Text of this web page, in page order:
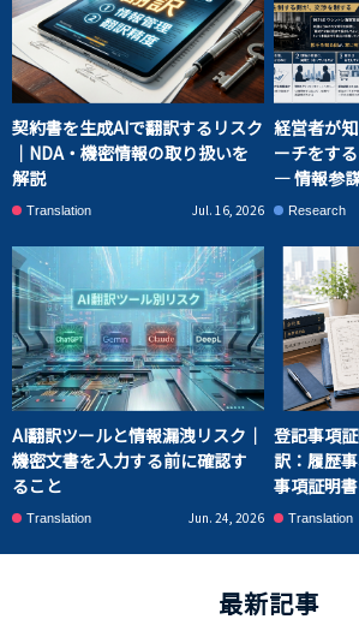
契約書を生成AIで翻訳するリスク
｜NDA・機密情報の取り扱いを
解説
Translation Jul. 16, 2026
経営者が
ーチをす
― 情報参
Research
AI翻訳ツールと情報漏洩リスク｜
機密文書を入力する前に確認す
ること
Translation Jun. 24, 2026
登記事項
訳：履歴
事項証明
Translation
最新記事